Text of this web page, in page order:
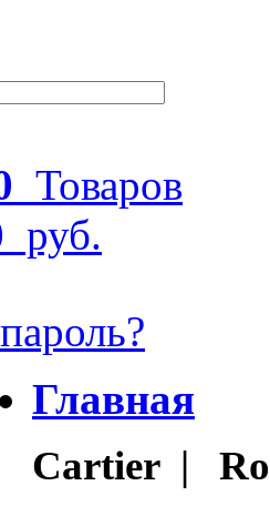
Товаров
руб.
Главная
Cartier |